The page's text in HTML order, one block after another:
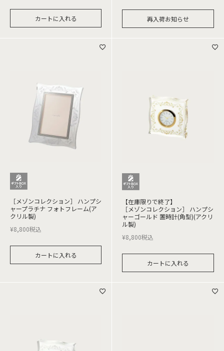
カートに入れる 再入荷お知らせ
［メゾンコレクション］ ハンプシ
ャープラチナ フォトフレーム(ア
クリル製)
¥8,800税込
カートに入れる
【在庫限りで終了】
［メゾンコレクション］ ハンプシ
ャーゴールド 置時計(角型)(アクリ
ル製)
¥8,800税込
カートに入れる